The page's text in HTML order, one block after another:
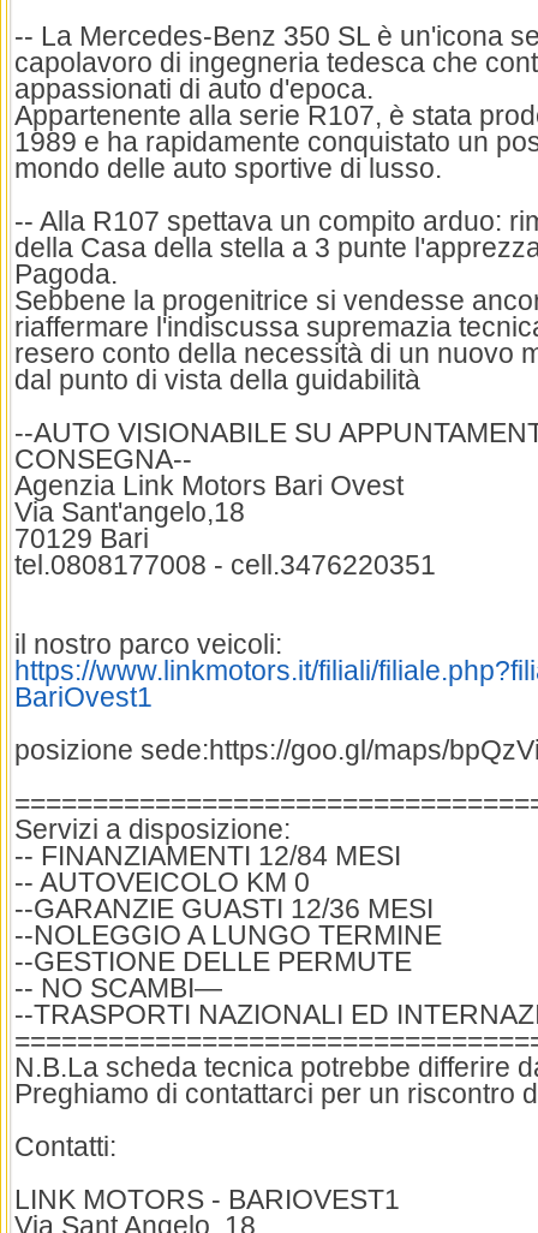
-- La Mercedes-Benz 350 SL è un'icona
capolavoro di ingegneria tedesca che
appassionati di auto d'epoca.
Appartenente alla serie R107, è stata
1989 e ha rapidamente conquistato un
mondo delle auto sportive di lusso.
-- Alla R107 spettava un compito arduo:
della Casa della stella a 3 punte
Pagoda.
Sebbene la progenitrice si vendesse
riaffermare l'indiscussa supremazia
resero conto della necessità di un nuovo
dal punto di vista della guidabilità
--AUTO VISIONABILE SU
CONSEGNA--
Agenzia Link Motors Bari Ovest
Via Sant'angelo,18
70129 Bari
tel.0808177008 - cell.3476220351
il nostro parco veicoli:
https://www.linkmotors.it/filiali/
BariOvest1
posizione sede:https://goo.gl/maps/
Servizi a disposizione:
-- FINANZIAMENTI 12/84 MESI
-- AUTOVEICOLO KM 0
--GARANZIE GUASTI 12/36 MESI
--NOLEGGIO A LUNGO TERMINE
--GESTIONE DELLE PERMUTE
-- NO SCAMBI—
--TRASPORTI NAZIONALI ED
N.B.La scheda tecnica potrebbe differire
Preghiamo di contattarci per un riscontro
Contatti:
LINK MOTORS - BARIOVEST1
Via Sant Angelo, 18